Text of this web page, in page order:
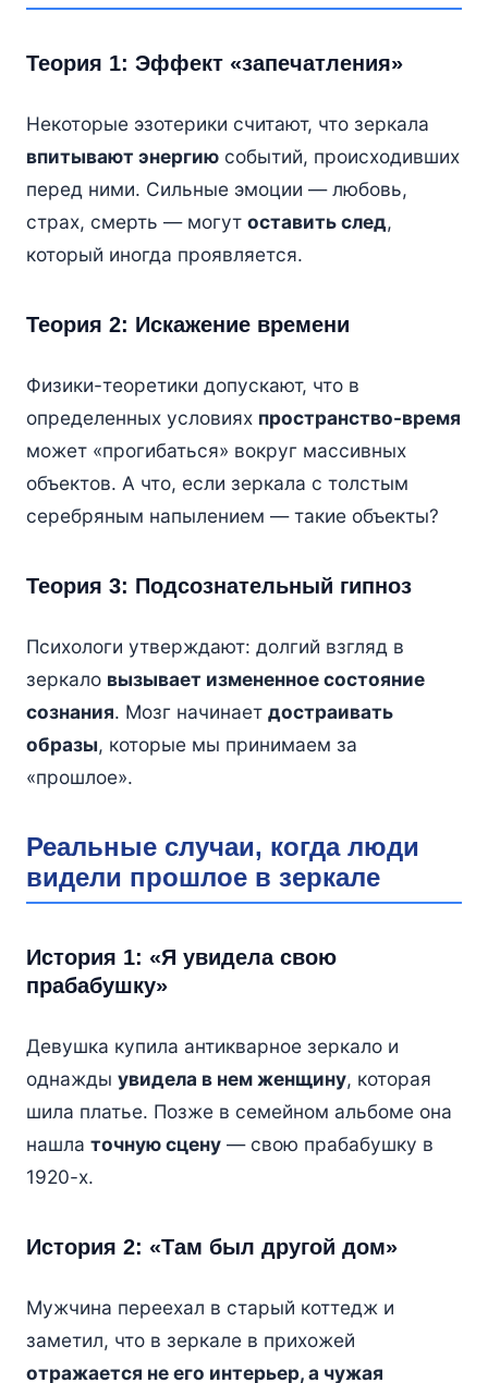
Теория 1: Эффект «запечатления»
Некоторые эзотерики считают, что зеркала
впитывают энергиюсобытий, происходивших
перед ними. Сильные эмоции — любовь,
страх, смерть — могут оставить след,
который иногда проявляется.
Теория 2: Искажение времени
Физики-теоретики допускают, что в
определенных условиях пространство-время
может «прогибаться» вокруг массивных
объектов. А что, если зеркала с толстым
серебряным напылением — такие объекты?
Теория 3: Подсознательный гипноз
Психологи утверждают: долгий взгляд в
зеркало вызывает измененное состояние
сознания. Мозг начинает достраивать
образы, которые мы принимаем за
«прошлое».
Реальные случаи, когда люди
видели прошлое в зеркале
История 1: «Я увидела свою
прабабушку»
Девушка купила антикварное зеркало и
однажды увидела в нем женщину, которая
шила платье. Позже в семейном альбоме она
нашла точную сцену— свою прабабушку в
1920-х.
История 2: «Там был другой дом»
Мужчина переехал в старый коттедж и
заметил, что в зеркале в прихожей
отражается не его интерьер, а чужая